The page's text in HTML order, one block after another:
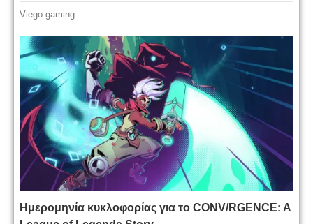
Viego gaming.
Ημερομηνία κυκλοφορίας για το CONV/RGENCE: A